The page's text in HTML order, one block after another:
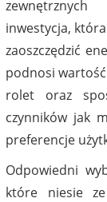
zewnętrznych
inwestycja,
zaoszczędzić
podnosi
rolet oraz
czynników jak
preferencje
Odpowiedni
które niesie